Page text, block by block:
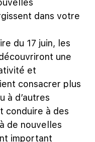
dans votre
du 17 juin, les
une
et
consacrer plus
à d’autres
conduire à des
de nouvelles
important